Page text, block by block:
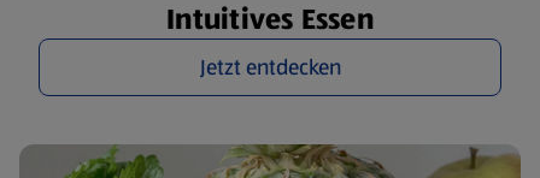
Intuitives Essen
Jetzt entdecken